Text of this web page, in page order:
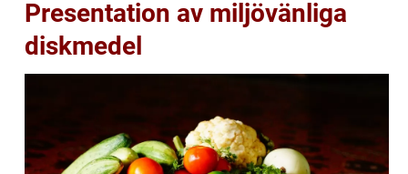
Presentation av miljövänliga
diskmedel